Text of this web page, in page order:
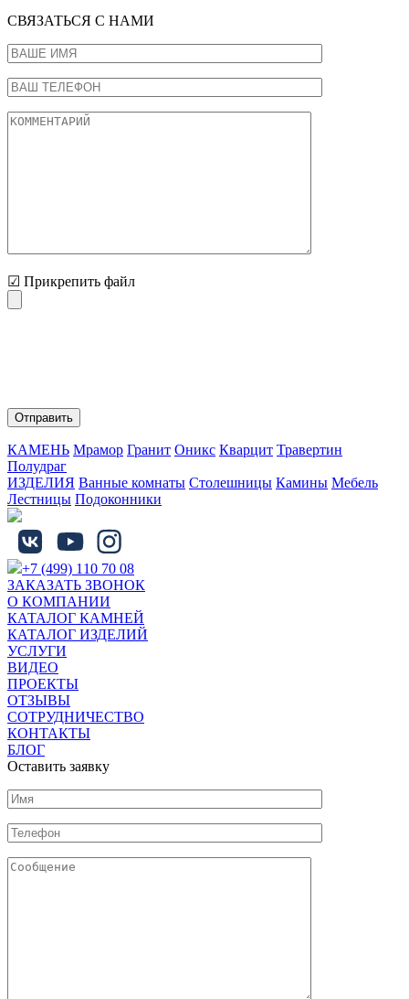
СВЯЗАТЬСЯ С НАМИ
☑ Прикрепить файл
КАМЕНЬ Мрамор Гранит Оникс Кварцит Травертин
Полудраг
ИЗДЕЛИЯ Ванные комнаты Столешницы Камины Мебель
Лестницы Подоконники
+7 (499) 110 70 08
ЗАКАЗАТЬ ЗВОНОК
О КОМПАНИИ
КАТАЛОГ КАМНЕЙ
КАТАЛОГ ИЗДЕЛИЙ
УСЛУГИ
ВИДЕО
ПРОЕКТЫ
ОТЗЫВЫ
СОТРУДНИЧЕСТВО
КОНТАКТЫ
БЛОГ
Оставить заявку